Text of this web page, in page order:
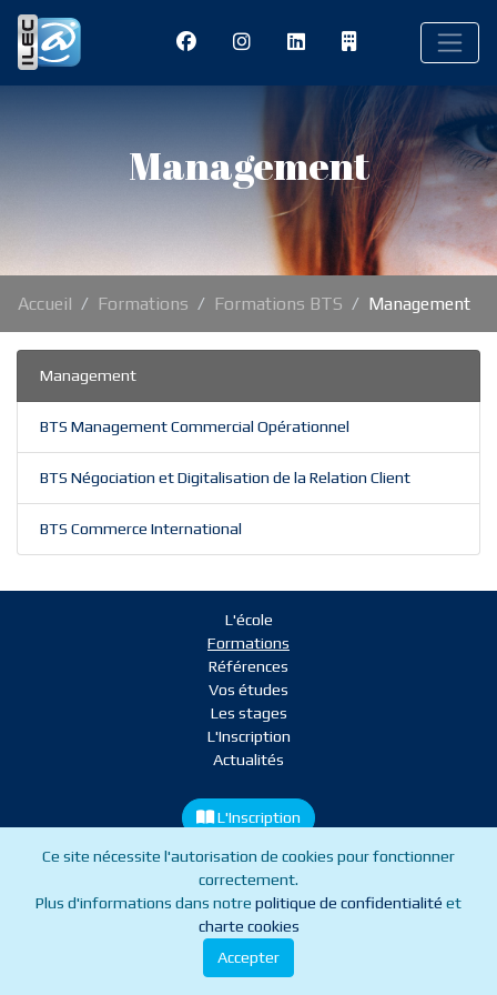
Management
Accueil Formations Formations BTS Management
Management
BTS Management Commercial Opérationnel
BTS Négociation et Digitalisation de la Relation Client
BTS Commerce International
L'école
Formations
Références
Vos études
Les stages
L'Inscription
Actualités
L'Inscription
Mentions légales Charte cookies
@leprincipedestappler
Ce site nécessite l'autorisation de cookies pour fonctionner
correctement.
Plus d'informations dans notre politique de confidentialité et
charte cookies
Accepter